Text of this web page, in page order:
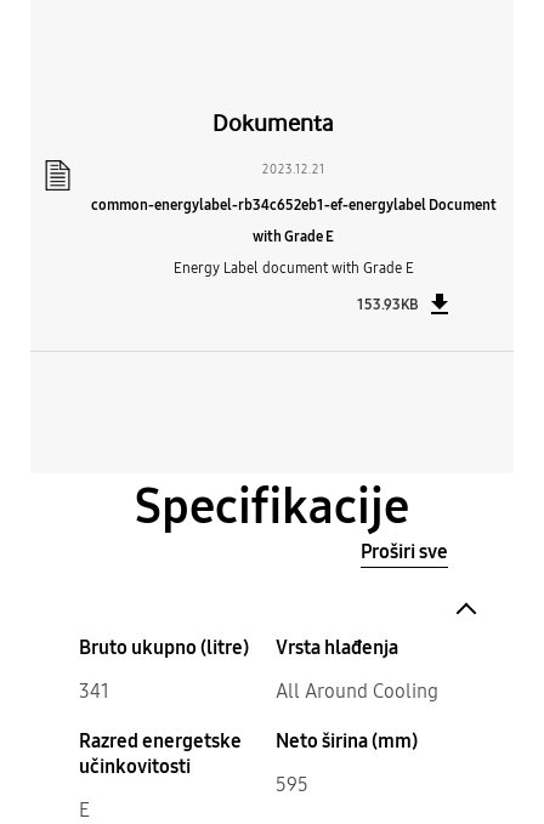
Dokumenta
2023.12.21
common-energylabel-rb34c652eb1-ef-energylabel Document
with Grade E
Energy Label document with Grade E
153.93KB
Specifikacije
Proširi sve
Bruto ukupno (litre)
341
Vrsta hlađenja
All Around Cooling
Razred energetske
učinkovitosti
E
Neto širina (mm)
595